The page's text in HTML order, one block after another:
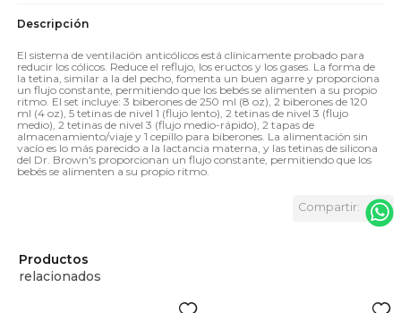
El sistema de ventilación anticólicos está clínicamente probado para
reducir los cólicos. Reduce el reflujo, los eructos y los gases. La forma de
la tetina, similar a la del pecho, fomenta un buen agarre y proporciona
un flujo constante, permitiendo que los bebés se alimenten a su propio
ritmo. El set incluye: 3 biberones de 250 ml (8 oz), 2 biberones de 120
ml (4 oz), 5 tetinas de nivel 1 (flujo lento), 2 tetinas de nivel 3 (flujo
medio), 2 tetinas de nivel 3 (flujo medio-rápido), 2 tapas de
almacenamiento/viaje y 1 cepillo para biberones. La alimentación sin
vacío es lo más parecido a la lactancia materna, y las tetinas de silicona
del Dr. Brown's proporcionan un flujo constante, permitiendo que los
bebés se alimenten a su propio ritmo.
Productos
relacionados